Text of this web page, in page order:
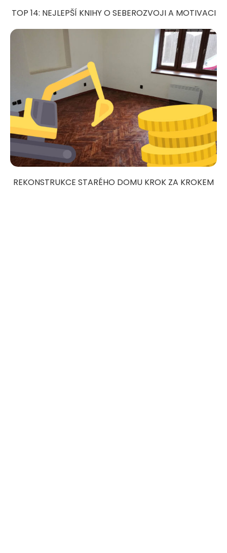
TOP 14: NEJLEPŠÍ KNIHY O SEBEROZVOJI A MOTIVACI
REKONSTRUKCE STARÉHO DOMU KROK ZA KROKEM